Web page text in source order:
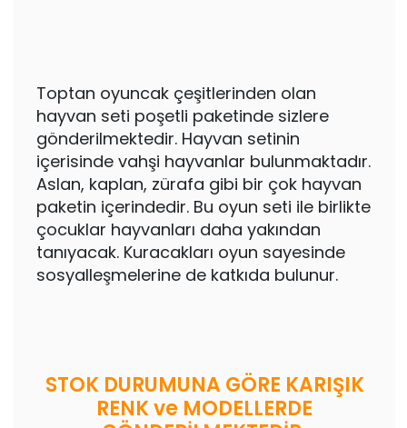
Toptan oyuncak çeşitlerinden olan
hayvan seti poşetli paketinde sizlere
gönderilmektedir. Hayvan setinin
içerisinde vahşi hayvanlar bulunmaktadır.
Aslan, kaplan, zürafa gibi bir çok hayvan
paketin içerindedir. Bu oyun seti ile birlikte
çocuklar hayvanları daha yakından
tanıyacak. Kuracakları oyun sayesinde
sosyalleşmelerine de katkıda bulunur.
STOK DURUMUNA GÖRE KARIŞIK
RENK ve MODELLERDE